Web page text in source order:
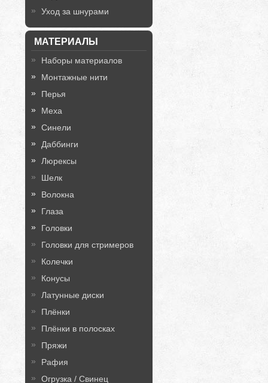
Уход за шнурами
МАТЕРИАЛЫ
Наборы материалов
Монтажные нити
Перья
Меха
Синели
Даббинги
Люрексы
Шелк
Волокна
Глаза
Головки
Головки для стримеров
Колечки
Конусы
Латунные диски
Плёнки
Плёнки в полосках
Пряжи
Рафия
Огрузка / Свинец